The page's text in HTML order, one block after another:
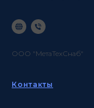
ООО "МетаТехСнаб"
Контакты